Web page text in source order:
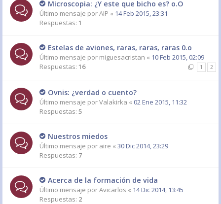
Microscopia: ¿Y este que bicho es? o.O
Último mensaje porAIP « 14 Feb 2015, 23:31
Respuestas: 1
Estelas de aviones, raras, raras, raras 0.o
Último mensaje por miguesacristan « 10 Feb 2015, 02:09
Respuestas: 16 1 2
Ovnis: ¿verdad o cuento?
Último mensaje porValakirka « 02 Ene 2015, 11:32
Respuestas: 5
Nuestros miedos
Último mensaje por aire « 30 Dic 2014, 23:29
Respuestas: 7
Acerca de la formación de vida
Último mensaje porAvicarlos « 14 Dic 2014, 13:45
Respuestas: 2